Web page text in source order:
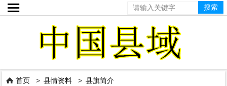

 首页 >县情资料 >县旗简介